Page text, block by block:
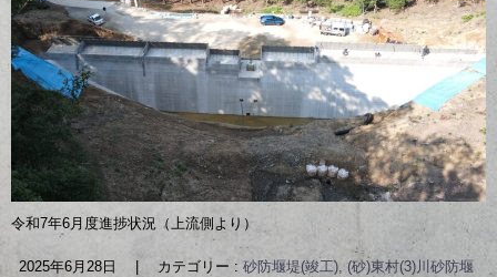
令和7年6月度進捗状況（上流側より）
2025年6月28日 カテゴリー : 砂防堰堤(竣工), (砂)東村(3)川砂防堰